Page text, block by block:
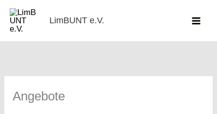
Zum
Inhalt
LimBUNT e.V.
Angebote